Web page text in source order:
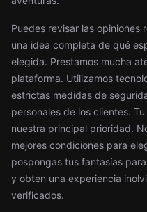
Puedes revisar las opiniones
una idea completa de qué
elegida. Prestamos mucha
plataforma. Utilizamos
estrictas medidas de
personales de los clientes.
nuestra principal prioridad.
mejores condiciones para
pospongas tus fantasías
y obten una experiencia
verificados.